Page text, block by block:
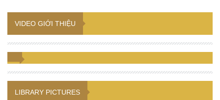
VIDEO GIỚI THIỆU
LIBRARY PICTURES